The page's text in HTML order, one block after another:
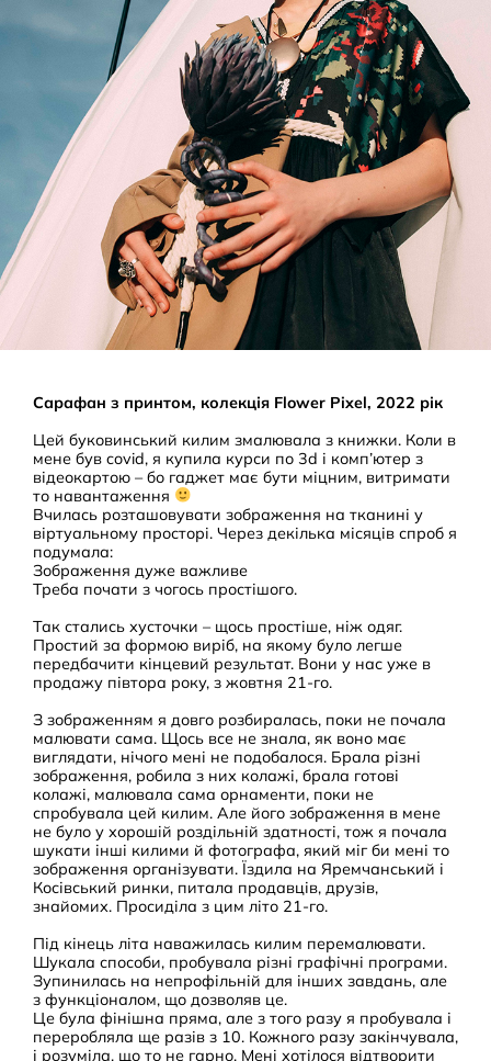
Сарафан з принтом, колекція Flower Pixel, 2022 рік
Цей буковинський килим змалювала з книжки. Коли в
мене був covid, я купила курси по 3d і комп’ютер з
відеокартою – бо гаджет має бути міцним, витримати
то навантаження
Вчилась розташовувати зображення на тканині у
віртуальному просторі. Через декілька місяців спроб я
подумала:
Зображення дуже важливе
Треба почати з чогось простішого.
Так стались хусточки – щось простіше, ніж одяг.
Простий за формою виріб, на якому було легше
передбачити кінцевий результат. Вони у нас уже в
продажу півтора року, з жовтня 21-го.
З зображенням я довго розбиралась, поки не почала
малювати сама. Щось все не знала, як воно має
виглядати, нічого мені не подобалося. Брала різні
зображення, робила з них колажі, брала готові
колажі, малювала сама орнаменти, поки не
спробувала цей килим. Але його зображення в мене
не було у хорошій роздільній здатності, тож я почала
шукати інші килими й фотографа, який міг би мені то
зображення організувати. Їздила на Яремчанський і
Косівський ринки, питала продавців, друзів,
знайомих. Просиділа з цим літо 21-го.
Під кінець літа наважилась килим перемалювати.
Шукала способи, пробувала різні графічні програми.
Зупинилась на непрофільній для інших завдань, але
з функціоналом, що дозволяв це.
Це була фінішна пряма, але з того разу я пробувала і
переробляла ще разів з 10. Кожного разу закінчувала,
і розуміла, що то не гарно. Мені хотілося відтворити